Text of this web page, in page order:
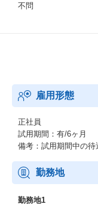
不問
雇用形態
正社員
試用期間：有/6ヶ月
備考：試用期間中の待
勤務地
勤務地1